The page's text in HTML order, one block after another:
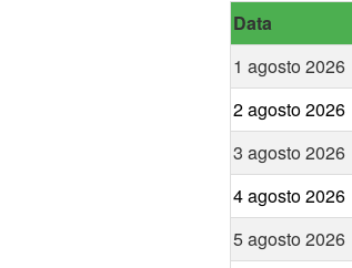
Data
1 agosto 2026
2 agosto 2026
3 agosto 2026
4 agosto 2026
5 agosto 2026